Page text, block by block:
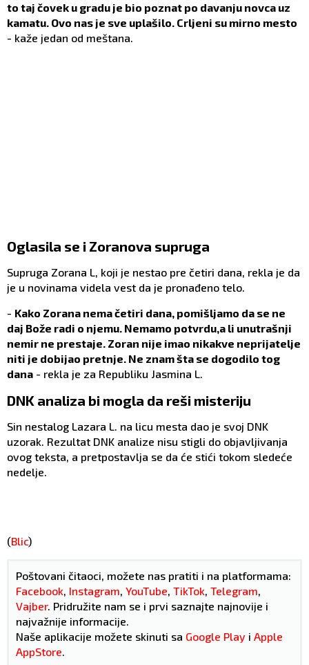
to taj čovek u gradu je bio poznat po davanju novca uz
kamatu. Ovo nas je sve uplašilo. Crljeni su mirno mesto
- kaže jedan od meštana.
Oglasila se i Zoranova supruga
Supruga Zorana L, koji je nestao pre četiri dana, rekla je da
je u novinama videla vest da je pronađeno telo.
- Kako Zorana nema četiri dana, pomišljamo da se ne
daj Bože radi o njemu. Nemamo potvrdu,a li unutrašnji
nemir ne prestaje. Zoran nije imao nikakve neprijatelje
niti je dobijao pretnje. Ne znam šta se dogodilo tog
dana - rekla je za Republiku Jasmina L.
DNK analiza bi mogla da reši misteriju
Sin nestalog Lazara L. na licu mesta dao je svoj DNK
uzorak. Rezultat DNK analize nisu stigli do objavljivanja
ovog teksta, a pretpostavlja se da će stići tokom sledeće
nedelje.
(Blic)
Poštovani čitaoci, možete nas pratiti i na platformama:
Facebook, Instagram, YouTube, TikTok, Telegram,
Vajber. Pridružite nam se i prvi saznajte najnovije i
najvažnije informacije.
Naše aplikacije možete skinuti sa Google Play i Apple
AppStore.